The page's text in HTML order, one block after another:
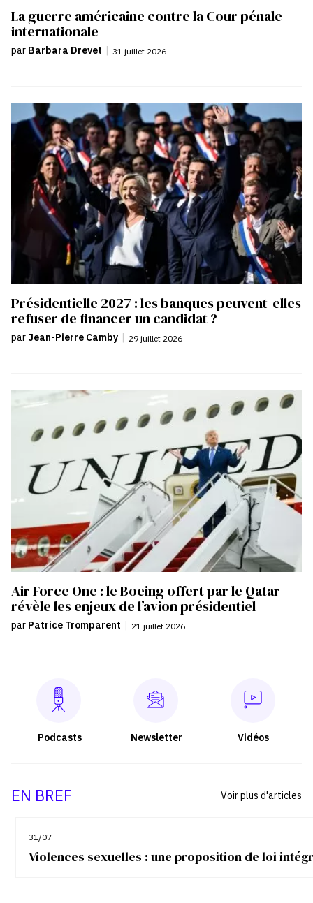
La guerre américaine contre la Cour pénale
internationale
par Barbara Drevet | 31 juillet 2026
Présidentielle 2027 : les banques peuvent-elles
refuser de financer un candidat ?
par Jean-Pierre Camby | 29 juillet 2026
Air Force One : le Boeing offert par le Qatar
révèle les enjeux de l’avion présidentiel
par Patrice Tromparent | 21 juillet 2026
Podcasts Newsletter Vidéos
EN BREF
31/07
Violences sexuelles : une proposition de loi
Voir plus d'articles